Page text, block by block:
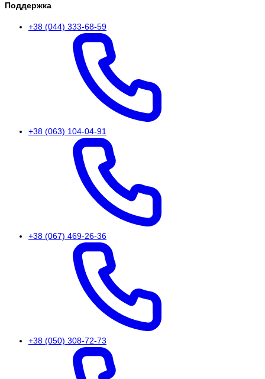
Поддержка
+38 (044) 333-68-59
+38 (063) 104-04-91
+38 (067) 469-26-36
+38 (050) 308-72-73